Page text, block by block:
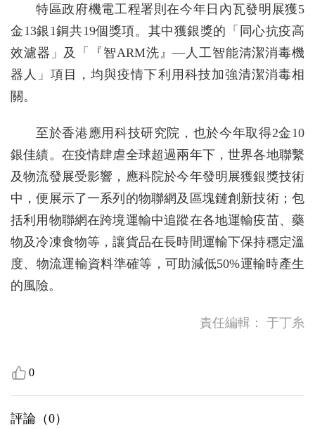
特區政府機電工程署則在今年日內瓦發明展獲5
金13銀1銅共19個獎項。其中獲銀獎的「同心抗疫高
效濾器」及「『智ARM洗』—人工智能清潔消毒機
器人」項目，均與疫情下利用科技加強清潔消毒相
關。
至於香港應用科技研究院，也於今年取得2金10
銀佳績。在疫情肆虐全球超過兩年下，世界各地聯繫
及物流發展受影響，應科院於今年發明展獲銀獎技術
中，便展示了一系列的物聯網及區塊鏈創新技術；包
括利用物聯網在跨境運輸中追蹤在各地運輸疫苗、藥
物及冷凍食物等，讓貨品在長時間運輸下保持穩定溫
度、物流運輸資料準確等，可助減低50%運輸時產生
的風險。
責任編輯： 于丁糸
0
評論（0）